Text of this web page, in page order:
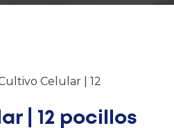
Celular | 12
| 12 pocillos